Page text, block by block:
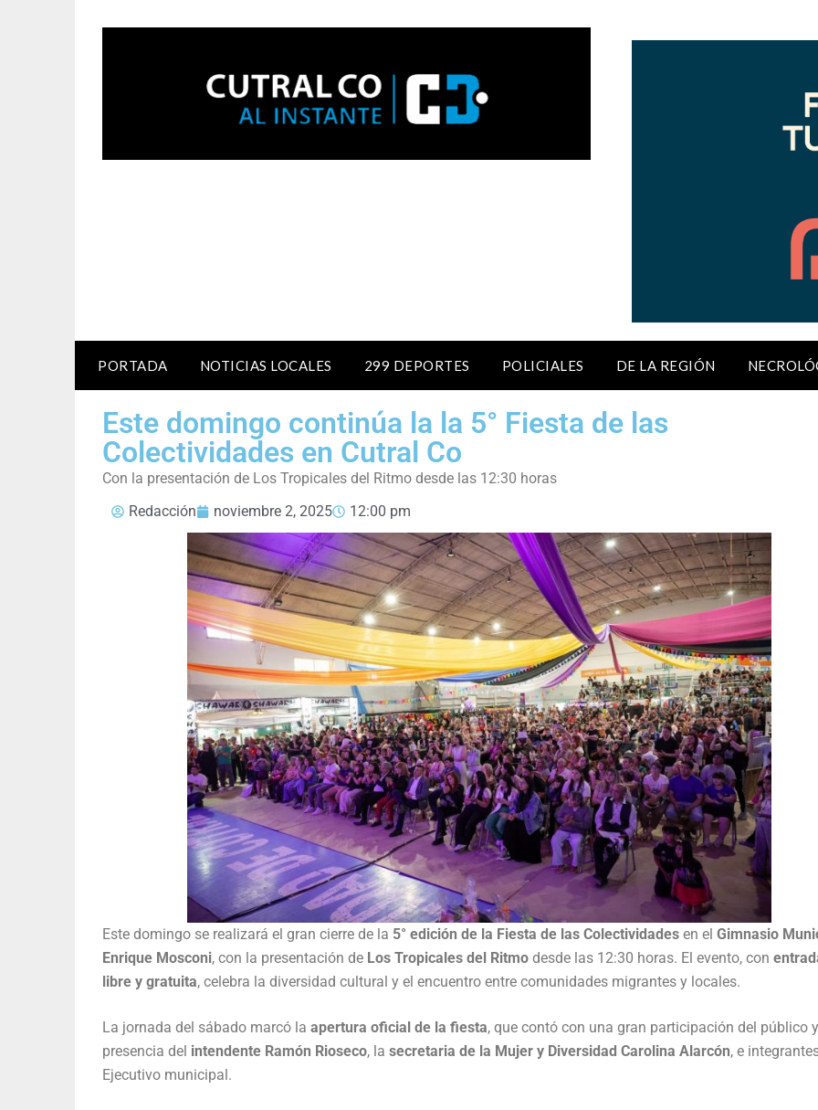
PORTADA NOTICIAS LOCALES 299 DEPORTES POLICIALES DE LA REGIÓN
Este domingo continúa la la 5° Fiesta de las
Colectividades en Cutral Co
Con la presentación de Los Tropicales del Ritmo desde las 12:30 horas
Redacción
noviembre 2, 2025 12:00 pm
Este domingo se realizará el gran cierre de la 5° edición de la Fiesta de las Colectividades en el Gimnasio
Enrique Mosconi, con la presentación de Los Tropicales del Ritmo desde las 12:30 horas. El evento, con
libre y gratuita, celebra la diversidad cultural y el encuentro entre comunidades migrantes y locales.
La jornada del sábado marcó la apertura oficial de la fiesta, que contó con una gran participación del público
presencia del intendente Ramón Rioseco, la secretaria de la Mujer y Diversidad Carolina Alarcón, e
Ejecutivo municipal.